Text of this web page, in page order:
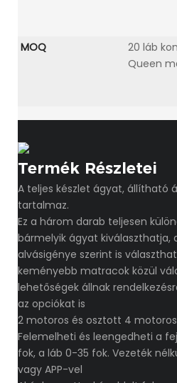
MOQ
20 láb
Queen
Termék Részletei
A teljes készlet ágyat, állítható
tartalmaz.
Ez a három darab teljesen
bármelyik ágyat kiválaszthatja,
alvásigénye szerint is
keményebb matracok közül
lehetőségek állnak
az opciókat is
2 motoros és osztott 4
Felemelheti és leengedheti a
fok, a láb 0-35 fok. Vezeték
vagy APP-vel